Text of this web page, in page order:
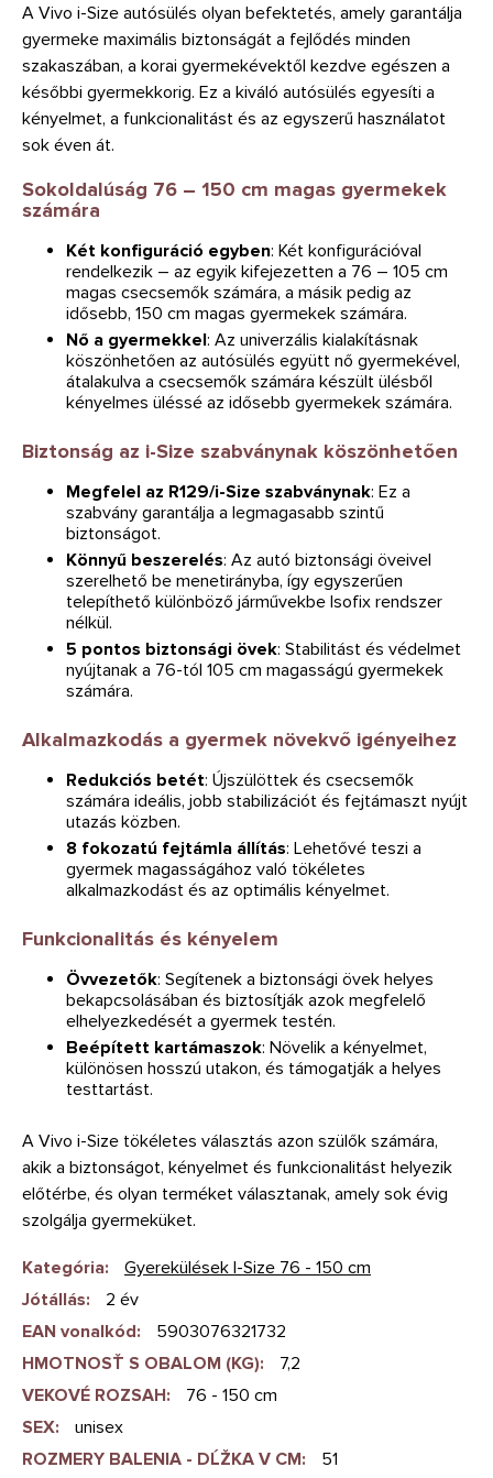
A Vivo i-Size autósülés olyan befektetés, amely garantálja
gyermeke maximális biztonságát a fejlődés minden
szakaszában, a korai gyermekévektől kezdve egészen a
későbbi gyermekkorig. Ez a kiváló autósülés egyesíti a
kényelmet, a funkcionalitást és az egyszerű használatot
sok éven át.
Sokoldalúság 76 – 150 cm magas gyermekek
számára
Két konfiguráció egyben: Két konfigurációval
rendelkezik – az egyik kifejezetten a 76 – 105 cm
magas csecsemők számára, a másik pedig az
idősebb, 150 cm magas gyermekek számára.
Nő a gyermekkel: Az univerzális kialakításnak
köszönhetően az autósülés együtt nő gyermekével,
átalakulva a csecsemők számára készült ülésből
kényelmes üléssé az idősebb gyermekek számára.
Biztonság az i-Size szabványnak köszönhetően
Megfelel az R129/i-Size szabványnak: Ez a
szabvány garantálja a legmagasabb szintű
biztonságot.
Könnyű beszerelés: Az autó biztonsági öveivel
szerelhető be menetirányba, így egyszerűen
telepíthető különböző járművekbe Isofix rendszer
nélkül.
5 pontos biztonsági övek: Stabilitást és védelmet
nyújtanak a 76-tól 105 cm magasságú gyermekek
számára.
Alkalmazkodás a gyermek növekvő igényeihez
Redukciós betét: Újszülöttek és csecsemők
számára ideális, jobb stabilizációt és fejtámaszt nyújt
utazás közben.
8 fokozatú fejtámla állítás: Lehetővé teszi a
gyermek magasságához való tökéletes
alkalmazkodást és az optimális kényelmet.
Funkcionalitás és kényelem
Övvezetők: Segítenek a biztonsági övek helyes
bekapcsolásában és biztosítják azok megfelelő
elhelyezkedését a gyermek testén.
Beépített kartámaszok: Növelik a kényelmet,
különösen hosszú utakon, és támogatják a helyes
testtartást.
A Vivo i-Size tökéletes választás azon szülők számára,
akik a biztonságot, kényelmet és funkcionalitást helyezik
előtérbe, és olyan terméket választanak, amely sok évig
szolgálja gyermeküket.
Kategória:
Gyerekülések I-Size 76 - 150 cm
Jótállás:
2 év
EAN vonalkód:
5903076321732
HMOTNOSŤ S OBALOM (KG):
7,2
VEKOVÉ ROZSAH:
76 - 150 cm
SEX:
unisex
ROZMERY BALENIA - DĹŽKA V CM:
51